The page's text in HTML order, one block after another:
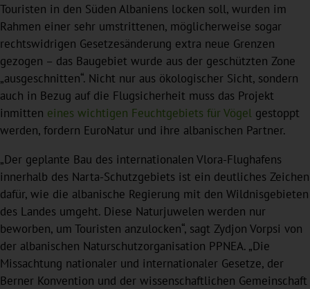
Touristen in den Süden Albaniens locken soll, wurden im
Rahmen einer sehr umstrittenen, möglicherweise sogar
rechtswidrigen Gesetzesänderung extra neue Grenzen
gezogen – das Baugebiet wurde aus der geschützten Zone
„ausgeschnitten“. Nicht nur aus ökologischer Sicht, sondern
auch in Bezug auf die Flugsicherheit muss das Projekt
inmitten eines wichtigen Feuchtgebiets für Vögel gestoppt
werden, fordern EuroNatur und ihre albanischen Partner.
„Der geplante Bau des internationalen Vlora-Flughafens
innerhalb des Narta-Schutzgebiets ist ein deutliches Zeichen
dafür, wie die albanische Regierung mit den Wildnisgebieten
des Landes umgeht. Diese Naturjuwelen werden nur
beworben, um Touristen anzulocken“, sagt Zydjon Vorpsi von
der albanischen Naturschutzorganisation PPNEA. „Die
Missachtung nationaler und internationaler Gesetze, der
Berner Konvention und der wissenschaftlichen Gemeinschaft